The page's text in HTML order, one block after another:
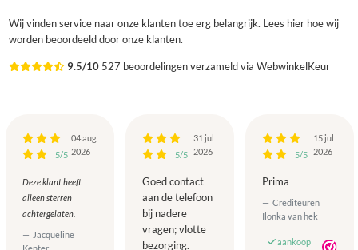
Wij vinden service naar onze klanten toe erg belangrijk. Lees hier hoe wij
worden beoordeeld door onze klanten.
9.5/10 527 beoordelingen verzameld via WebwinkelKeur
5/5
04 aug
2026
Deze klant heeft
alleen sterren
achtergelaten.
Jacqueline
Kenter
5/5
31 jul
2026
Goed contact
aan de telefoon
bij nadere
vragen; vlotte
bezorging.
5/5
15 jul
2026
Prima
Crediteuren
Ilonka van hek
aankoop